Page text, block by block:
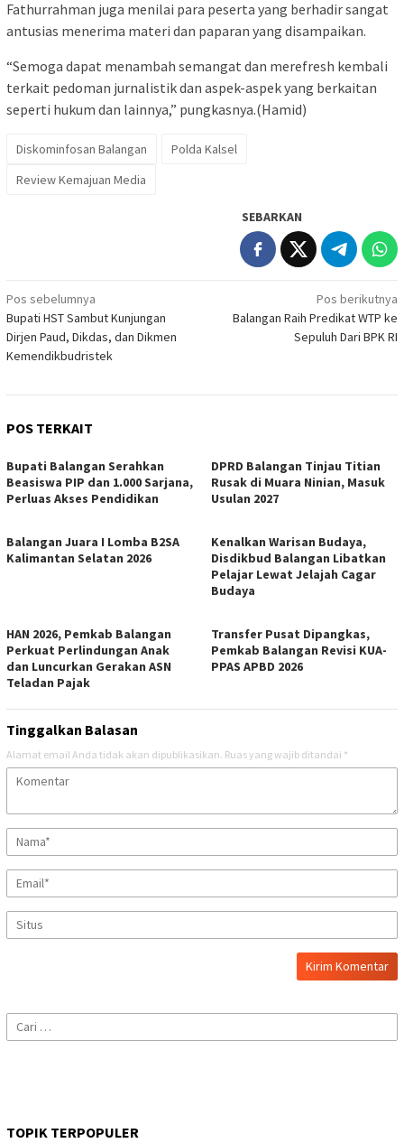
Fathurrahman juga menilai para peserta yang berhadir sangat
antusias menerima materi dan paparan yang disampaikan.
“Semoga dapat menambah semangat dan merefresh kembali
terkait pedoman jurnalistik dan aspek-aspek yang berkaitan
seperti hukum dan lainnya,” pungkasnya.(Hamid)
Diskominfosan Balangan
Polda Kalsel
Review Kemajuan Media
SEBARKAN
Navigasi
pos
Pos sebelumnya
Bupati HST Sambut Kunjungan
Dirjen Paud, Dikdas, dan Dikmen
Kemendikbudristek
Pos berikutnya
Balangan Raih Predikat WTP ke
Sepuluh Dari BPK RI
POS TERKAIT
Bupati Balangan Serahkan
Beasiswa PIP dan 1.000 Sarjana,
Perluas Akses Pendidikan
DPRD Balangan Tinjau Titian
Rusak di Muara Ninian, Masuk
Usulan 2027
Balangan Juara I Lomba B2SA
Kalimantan Selatan 2026
Kenalkan Warisan Budaya,
Disdikbud Balangan Libatkan
Pelajar Lewat Jelajah Cagar
Budaya
HAN 2026, Pemkab Balangan
Perkuat Perlindungan Anak
dan Luncurkan Gerakan ASN
Teladan Pajak
Transfer Pusat Dipangkas,
Pemkab Balangan Revisi KUA-
PPAS APBD 2026
Tinggalkan Balasan
Alamat email Anda tidak akan dipublikasikan. Ruas yang wajib ditandai *
Cari
untuk:
TOPIK TERPOPULER